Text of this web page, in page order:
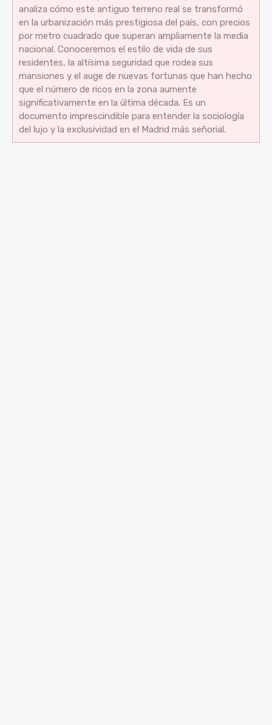
analiza cómo este antiguo terreno real se transformó
en la urbanización más prestigiosa del país, con precios
por metro cuadrado que superan ampliamente la media
nacional. Conoceremos el estilo de vida de sus
residentes, la altísima seguridad que rodea sus
mansiones y el auge de nuevas fortunas que han hecho
que el número de ricos en la zona aumente
significativamente en la última década. Es un
documento imprescindible para entender la sociología
del lujo y la exclusividad en el Madrid más señorial.